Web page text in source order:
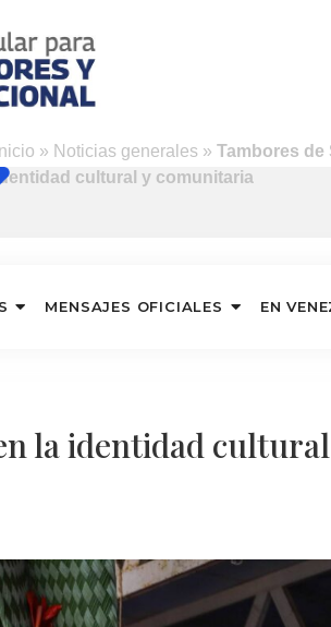
Inicio » Noticias generales »Tambores de
identidad cultural y comunitaria
MENSAJES OFICIALES EN
la identidad